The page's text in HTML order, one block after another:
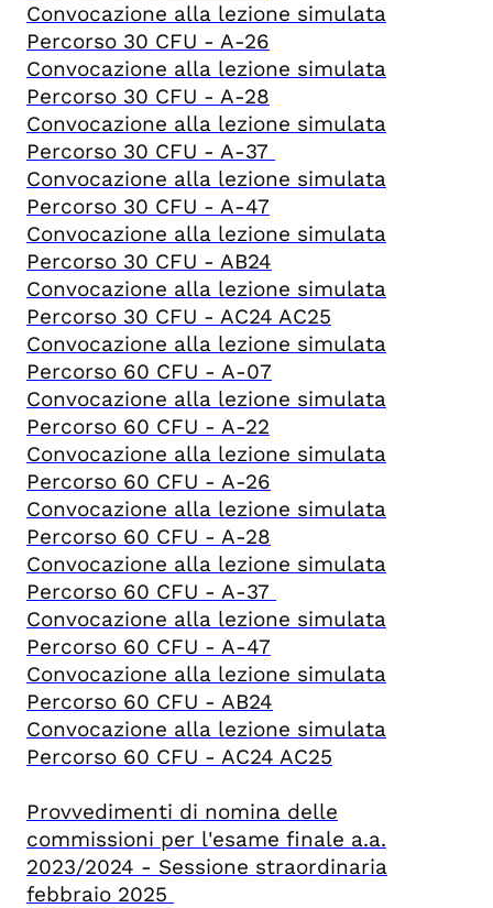
Convocazione alla lezione simulata
Percorso 30 CFU - A-26
Convocazione alla lezione simulata
Percorso 30 CFU - A-28
Convocazione alla lezione simulata
Percorso 30 CFU - A-37
Convocazione alla lezione simulata
Percorso 30 CFU - A-47
Convocazione alla lezione simulata
Percorso 30 CFU - AB24
Convocazione alla lezione simulata
Percorso 30 CFU - AC24 AC25
Convocazione alla lezione simulata
Percorso 60 CFU - A-07
Convocazione alla lezione simulata
Percorso 60 CFU - A-22
Convocazione alla lezione simulata
Percorso 60 CFU - A-26
Convocazione alla lezione simulata
Percorso 60 CFU - A-28
Convocazione alla lezione simulata
Percorso 60 CFU - A-37
Convocazione alla lezione simulata
Percorso 60 CFU - A-47
Convocazione alla lezione simulata
Percorso 60 CFU - AB24
Convocazione alla lezione simulata
Percorso 60 CFU - AC24 AC25
Provvedimenti di nomina delle
commissioni per l'esame finale a.a.
2023/2024 - Sessione straordinaria
febbraio 2025